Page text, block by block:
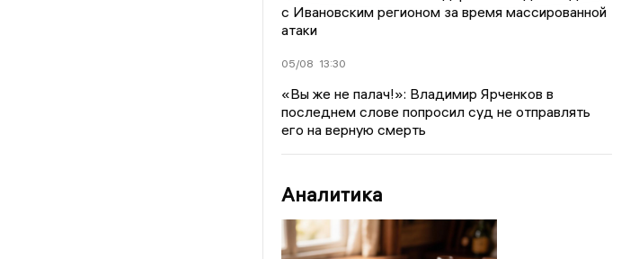
с Ивановским регионом за время массированной
атаки
05/08 13:30
«Вы же не палач!»: Владимир Ярченков в
последнем слове попросил суд не отправлять
его на верную смерть
Аналитика